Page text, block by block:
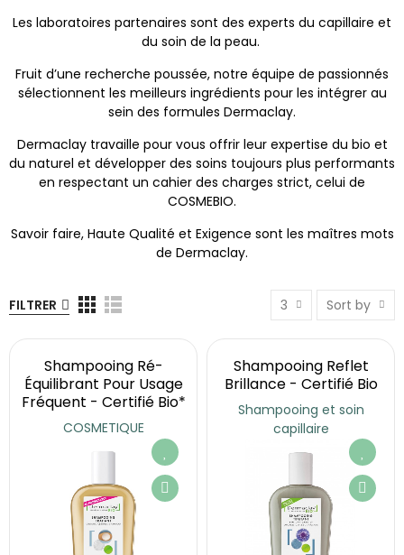
Les laboratoires partenaires sont des experts du capillaire et
du soin de la peau.
Fruit d’une recherche poussée, notre équipe de passionnés
sélectionnent les meilleurs ingrédients pour les intégrer au
sein des formules Dermaclay.
Dermaclay travaille pour vous offrir leur expertise du bio et
du naturel et développer des soins toujours plus performants
en respectant un cahier des charges strict, celui de
COSMEBIO.
Savoir faire, Haute Qualité et Exigence sont les maîtres mots
de Dermaclay.
FILTRER 3 Sort by
Shampooing Ré-
Équilibrant Pour Usage
Fréquent - Certifié Bio*
COSMETIQUE
Shampooing Reflet
Brillance - Certifié Bio
Shampooing et soin
capillaire